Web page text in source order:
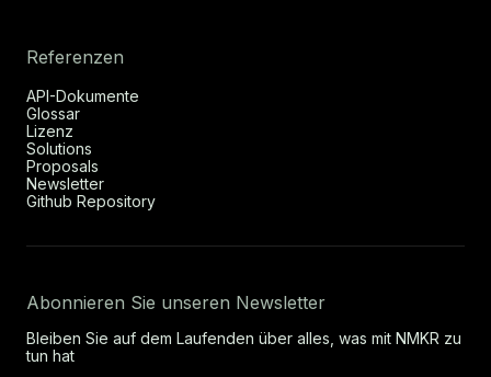
Referenzen
API-Dokumente
Glossar
Lizenz
Solutions
Proposals
Newsletter
Github Repository
Abonnieren Sie unseren Newsletter
Bleiben Sie auf dem Laufenden über alles, was mit NMKR zu
tun hat